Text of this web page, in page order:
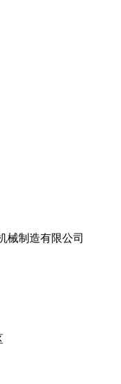
械制造有限公司